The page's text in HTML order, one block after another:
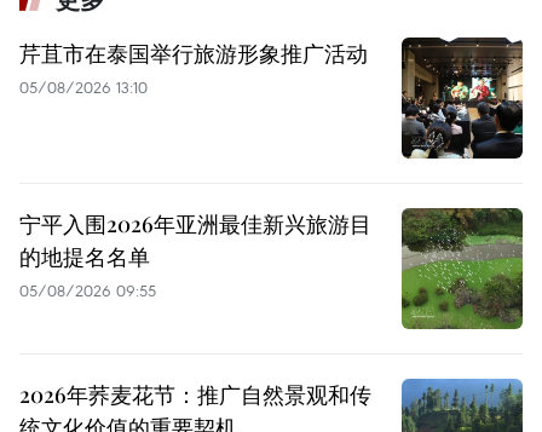
芹苴市在泰国举行旅游形象推广活动
05/08/2026 13:10
宁平入围2026年亚洲最佳新兴旅游目
的地提名名单
05/08/2026 09:55
2026年荞麦花节：推广自然景观和传